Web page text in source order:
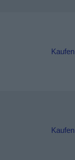
Kaufen
Kaufen